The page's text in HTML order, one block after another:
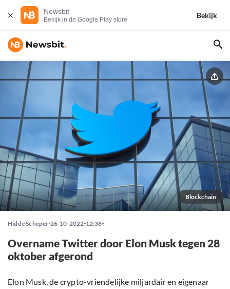
Newsbit
Bekijk in de Google Play store
Bekijk
Blockchain
Hidde Scheper 26-10-2022 12:38
Overname Twitter door Elon Musk tegen 28
oktober afgerond
Elon Musk, de crypto-vriendelijke miljardair en eigenaar